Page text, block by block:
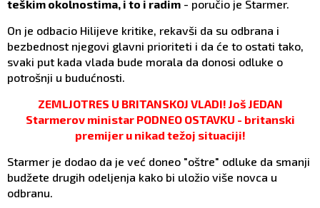
teškim okolnostima, i to i radim - poručio je Starmer.
On je odbacio Hilijeve kritike, rekavši da su odbrana i
bezbednost njegovi glavni prioriteti i da će to ostati tako,
svaki put kada vlada bude morala da donosi odluke o
potrošnji u budućnosti.
ZEMLJOTRES U BRITANSKOJ VLADI! Još JEDAN
Starmerov ministar PODNEO OSTAVKU - britanski
premijer u nikad težoj situaciji!
Starmer je dodao da je već doneo "oštre" odluke da smanji
budžete drugih odeljenja kako bi uložio više novca u
odbranu.